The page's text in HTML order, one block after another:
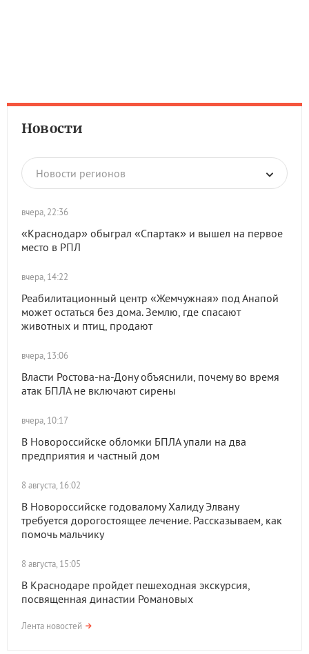
Новости
Новости регионов
вчера, 22:36
«Краснодар» обыграл «Спартак» и вышел на первое
место в РПЛ
вчера, 14:22
Реабилитационный центр «Жемчужная» под Анапой
может остаться без дома. Землю, где спасают
животных и птиц, продают
вчера, 13:06
Власти Ростова-на-Дону объяснили, почему во время
атак БПЛА не включают сирены
вчера, 10:17
В Новороссийске обломки БПЛА упали на два
предприятия и частный дом
8 августа, 16:02
В Новороссийске годовалому Халиду Элвану
требуется дорогостоящее лечение. Рассказываем, как
помочь мальчику
8 августа, 15:05
В Краснодаре пройдет пешеходная экскурсия,
посвященная династии Романовых
Лента новостей